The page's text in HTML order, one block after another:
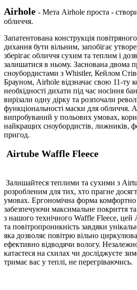
Airhole - Мета Airhole проста -
обличчя.
Запатентована конструкція
дихання бути вільним, запобігає
зберігає обличчя сухим та теплим і
залишатися в ньому. Заснована двома
сноубордистами з Whistler, Кейлом
Брауном, Airhole відзначає свою 11-ту
необхідності дихати під час носіння
вирізали одну дірку та розпочали
функціональності маски для обличчя.
випробуваний у польових умовах,
найкращих сноубордистів, лижників,
пригод.
Airtube Waffle Fleece
Залишайтеся теплими та сухими з
розробленим для тих, хто прагне
умовах. Ергономічна форма комфортно
забезпечуючи максимальне покриття
з нашого технічного Waffle Fleece, цей
та повітропроникність завдяки
яка дозволяє повітрю вільно
ефективно відводячи вологу.
катаєтеся на схилах чи досліджуєте
тримає вас у теплі, не перегріваючись.